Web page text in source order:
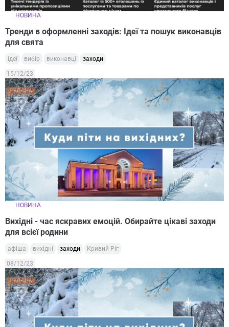
НОВИНА
Тренди в оформленні заходів: Ідеї та пошук виконавців
для свята
ідеї вибір виконавці заходи
15/12/23
НОВИНА
Вихідні - час яскравих емоцій. Обирайте цікаві заходи
для всієї родини
афіша вихідні заходи Кривий Ріг
08/12/23